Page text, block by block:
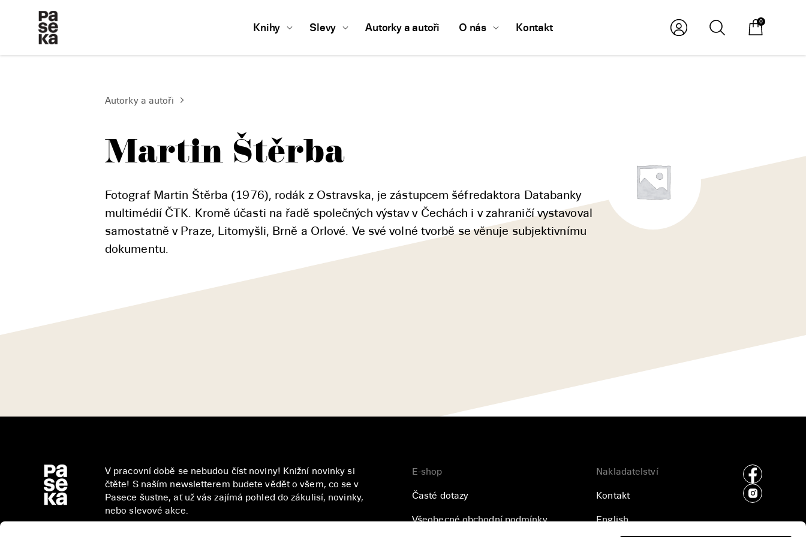
Knihy Slevy Autorky a autoři O nás Kontakt 0
Autorky a autoři
Martin Štěrba
Fotograf Martin Štěrba (1976), rodák z Ostravska, je zástupcem šéfredaktora Databanky
multimédií ČTK. Kromě účasti na řadě společných výstav v Čechách i v zahraničí vystavoval
samostatně v Praze, Litomyšli, Brně a Orlové. Ve své volné tvorbě se věnuje subjektivnímu
dokumentu.
V pracovní době se nebudou číst noviny! Knižní novinky si
čtěte! S naším newsletterem budete vědět o všem, co se v
Pasece šustne, ať už vás zajímá pohled do zákulisí, novinky,
nebo slevové akce.
E-shop
Časté dotazy
Všeobecné obchodní podmínky
Nakladatelství
Kontakt
English